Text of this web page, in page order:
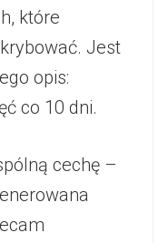
które
Jest
opis:
co 10 dni.
cechę –